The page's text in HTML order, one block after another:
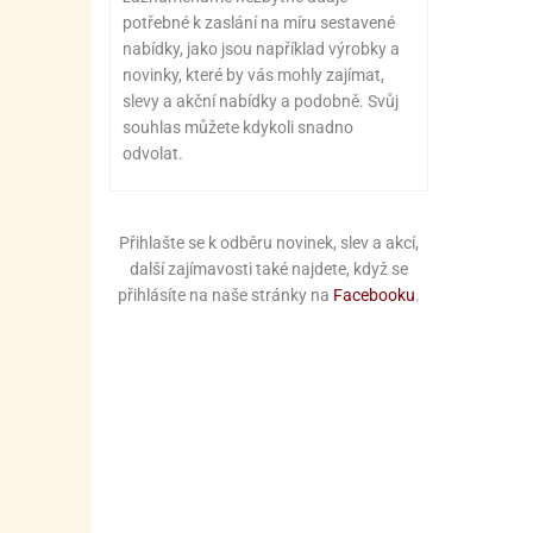
potřebné k zaslání na míru sestavené
nabídky, jako jsou například výrobky a
novinky, které by vás mohly zajímat,
slevy a akční nabídky a podobně. Svůj
souhlas můžete kdykoli snadno
odvolat.
Přihlašte se k odběru novinek, slev a akcí,
další zajímavosti také najdete, když se
přihlásíte na naše stránky na Facebooku.